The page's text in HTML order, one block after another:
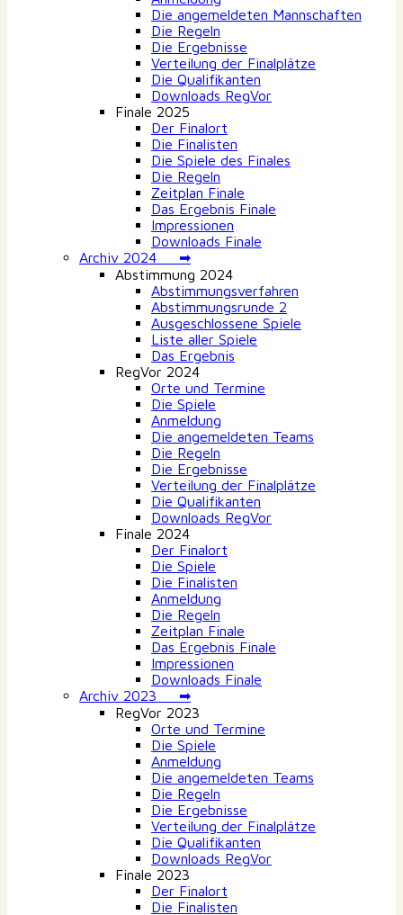
Die angemeldeten Mannschaften
Die Regeln
Die Ergebnisse
Verteilung der Finalplätze
Die Qualifikanten
Downloads RegVor
Finale 2025
Der Finalort
Die Finalisten
Die Spiele des Finales
Die Regeln
Zeitplan Finale
Das Ergebnis Finale
Impressionen
Downloads Finale
Archiv 2024 ➡
Abstimmung 2024
Abstimmungsverfahren
Abstimmungsrunde 2
Ausgeschlossene Spiele
Liste aller Spiele
Das Ergebnis
RegVor 2024
Orte und Termine
Die Spiele
Anmeldung
Die angemeldeten Teams
Die Regeln
Die Ergebnisse
Verteilung der Finalplätze
Die Qualifikanten
Downloads RegVor
Finale 2024
Der Finalort
Die Spiele
Die Finalisten
Anmeldung
Die Regeln
Zeitplan Finale
Das Ergebnis Finale
Impressionen
Downloads Finale
Archiv 2023 ➡
RegVor 2023
Orte und Termine
Die Spiele
Anmeldung
Die angemeldeten Teams
Die Regeln
Die Ergebnisse
Verteilung der Finalplätze
Die Qualifikanten
Downloads RegVor
Finale 2023
Der Finalort
Die Finalisten